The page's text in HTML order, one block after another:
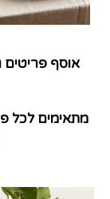
אוסף פריטים
מתאימים לכל